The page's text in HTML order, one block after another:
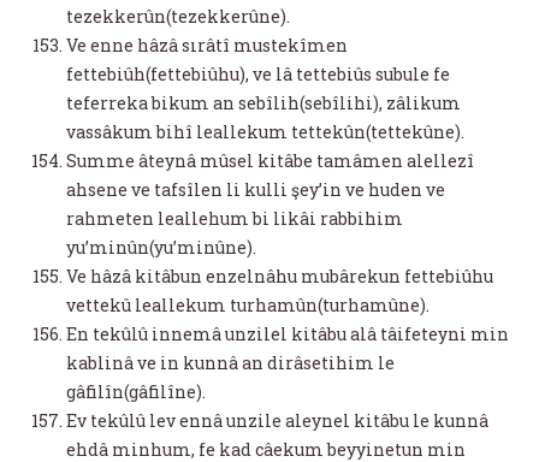
tezekkerûn(tezekkerûne).
Ve enne hâzâ sırâtî mustekîmen
fettebiûh(fettebiûhu), ve lâ tettebiûs subule fe
teferreka bikum an sebîlih(sebîlihi), zâlikum
vassâkum bihî leallekum tettekûn(tettekûne).
Summe âteynâ mûsel kitâbe tamâmen alellezî
ahsene ve tafsîlen li kulli şey’in ve huden ve
rahmeten leallehum bi likâi rabbihim
yu’minûn(yu’minûne).
Ve hâzâ kitâbun enzelnâhu mubârekun fettebiûhu
vettekû leallekum turhamûn(turhamûne).
En tekûlû innemâ unzilel kitâbu alâ tâifeteyni min
kablinâ ve in kunnâ an dirâsetihim le
gâfilîn(gâfilîne).
Ev tekûlû lev ennâ unzile aleynel kitâbu le kunnâ
ehdâ minhum, fe kad câekum beyyinetun min